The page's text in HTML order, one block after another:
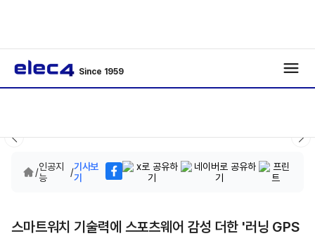
Since 1959
/인공지
능
/기사보
기
스마트워치 기술력에 스포츠웨어 감성 더한 '러닝 GPS